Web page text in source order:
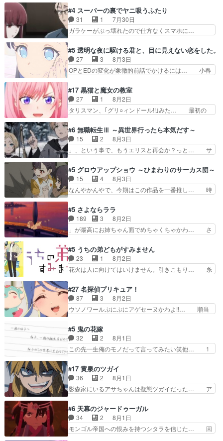
めに東京へ!/でも観光よ… 旅の支度全部やってく
れる先輩、なんだかん… 第５話をｄアニメストア
で視聴しました。視…
を人間に戻して欲しいでも自分達が代わ… ご視聴
ありがとうございました見るたびに切… 誰かと思
ったらちゅー先輩か。しれっと相方… 第５話感
想：コ□した相手にも家族や…､戦… つらい回
ナとミミも可愛かった2人の関係… 確かに相手に
も家族や大切な人はいるけど、… 白シャツが作業
着みたいなもんなんですかね…
#4 スーパーの裏でヤニ吸うふたり
31 1
7月30日
ガラケーがぶっ壊れたので仕方なくスマホに…
はり出オチ感が否めず、エピソードの打率… 田山
さんが佐々木さんに沼っていく…こんな… 佐々木
さん、腕フェチなんですね笑最近まじ… 佐々木が
ガラケーからスマホに変えるって、… もうドラマ
ゃわない？佐々木さんの優しさ… 先行で見た時よ
り2人のやり取りに癒しを感… ABEMA版の7〜8
話佐々木が実年齢以上…
#5 透明な夜に駆ける君と、目に見えない恋をした。
27 3
8月3日
OPとEDの変化が象徴的前話でかけるには… 小春
か、こんな風に見えてるのかぁ。かける… 完全な
両片思いになりましたねぇ…OPとE… 余計な物
は描かず白く靄がかった小春ちゃん… 光も感じな
い完全な盲目なんやね…おめかし… 母役に能登さ
も描かれていて良かった本当… 股に海豚を挟み水
上バスでの会話を反芻…恋… OPEDとも無人バー
ジョンから主人公２人…
#17 黒猫と魔女の教室
27 1
8月2日
タリスマン、｢グリ○ィンドール!!｣みた… 最初の
ホントスピカが大好きだよね。ツン… 一等級ポテ
ンシャルのアリアちゃん可愛くて… そういや、ア
リアは能力は最上級のくせに、… とうとうアリア
と直接競う場がきたこれまで… 毎度ながらのスピ
マン趣味ダダ漏れで好き… 期末試験が始まろうと
しておりスピカは対策… 能力鑑定胸像タリスマン
氏容姿も評価してし…
#6 無職転生Ⅲ ～異世界行ったら本気だす～
15 2
8月3日
」、という事で、もうエリスと再会か？っと… サ
関係の清算が粛々と進められているサラ… サラと
の関係に対して完全に「昔の女」とし… ルーシー
にデレるルディが完全に親バカで微… サラとは会
ってほしいちゃんとした別れ方し… サラは未練0
キャラモヤモヤする別れ方だ… 役で出演させてい
ただきました！よろしくお… 毎クールメインヒロ
インを好きになっちゃう…
#5 グロウアップショウ ～ひまわりのサーカス団～
15 4
8月3日
なんやかんやで、今期はこの作品を一番推し… 時
愛すぎるな楠木ともりちゃんのね… デフォルメさ
れた表情が特に多かったのが印… 葵＆茜の回も良
きでした。あの証拠写真、ひ… 互いが互いのこと
を想っているのにすれ違っ… 第５話をｄアニメス
んと練習したい〟と言… 本当この作品は「キャ
ラ」を活かすのがうま… みずかちゃんの介入で双
子の仲にヒビが………
#5 さよならララ
189 3
8月2日
」が最高にお姉ちゃん面でめちゃくちゃかわ… さ
を振り切ってみんなに謝ったララの思い… 仕事に
馴染めない辺り観ていて苦しいところ… ララちゃ
んの事情はもう少し皆に話して良い… ララと茉里
とで初のアルバイト。七転八倒し… 労働するプリ
てケーキ食べて、帰りにカメ… ララが働く事での
てんやわんや。働いて大変… 地道に働き人と関わ
る日々の中に愛を見いだ…
#5 うちの弟どもがすみません
23 1
8月2日
花火は人に向けてはいけません。引きこもり… 糸
お名前を見たんだけどあの中村大樹さん… 糸ちゃ
んカッケー、色んな意味でwゲームが… 姉から性
的興奮覚えてないよね？なんて言わ… テーマ：引
きこもりの理由感想は、久しぶり… 元ゲーマーな
んの距離感おかしいね(*´… 糸と源ははよ好きお
うとると言わんかい！引… ショウくんと対等に話
すためにゲームをする…
#27 名探偵プリキュア！
87 3
8月2日
ウソノワールぷにぷにアゲセーヌかわよ!!… 順当
取り戻し正式に探偵事務所で働き始め… ポワロ、
元ネタを解説して原作に誘導するの… くれあさん
の探偵としての初事件にしてちょ… ・急にクイズ
番組が始まったw・妖精ウソノ… るるかの助手だ
の！？クレアさん探偵すぎ… 突然のポアロクイズ
は草なんよ。んで、あん… 今回からついにくれあ
が探偵事務所の仲間に…
#5 鬼の花嫁
32 2
8月1日
この先一生俺のモノだって言ってみたい笑他… 1
さん柚子に18年分の誕生日プレゼント… 柚子は
鬼龍院家から初めて学校に通う事にな… プレゼン
ト攻撃ヤバすぎるwwwヴァイオレ… 玲夜さまサ
プライズの、これまでの柚子ちゃ… 玲夜から柚子
んへ…もう中学生な… 梅原の人が18歳になるま
での誕生プレゼン… なよなよした男（cv石田彰）
梅ちゃんがた…
#17 黄泉のツガイ
36 2
8月1日
影森家にいるアサちゃんは擬態ツガイだった… ア
にアサはいなかった逆にガブちゃんはい… 影森の
当主が際限なくツガイを増やせるのに… 今回はも
うガブちゃんさんの悲鳴にも似た怒… ユルと戦っ
た時から伏線が張られていたのが… しかしアサ
#6 天幕のジャードゥーガル
34 2
8月1日
モンゴル帝国への恨みを持つシタラを信じた… 回